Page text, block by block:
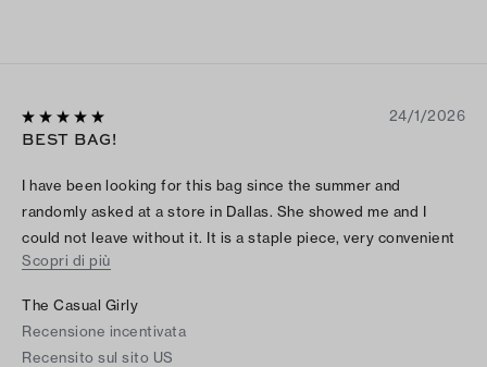
24/1/2026
BEST BAG!
I have been looking for this bag since the summer and
randomly asked at a store in Dallas. She showed me and I
could not leave without it. It is a staple piece, very convenient
to carry on the shoulder, wrist, or as crossbody. I love how
it to grab as needed.
Scopri di più
The Casual Girly
Recensione incentivata
Recensito sul sito US